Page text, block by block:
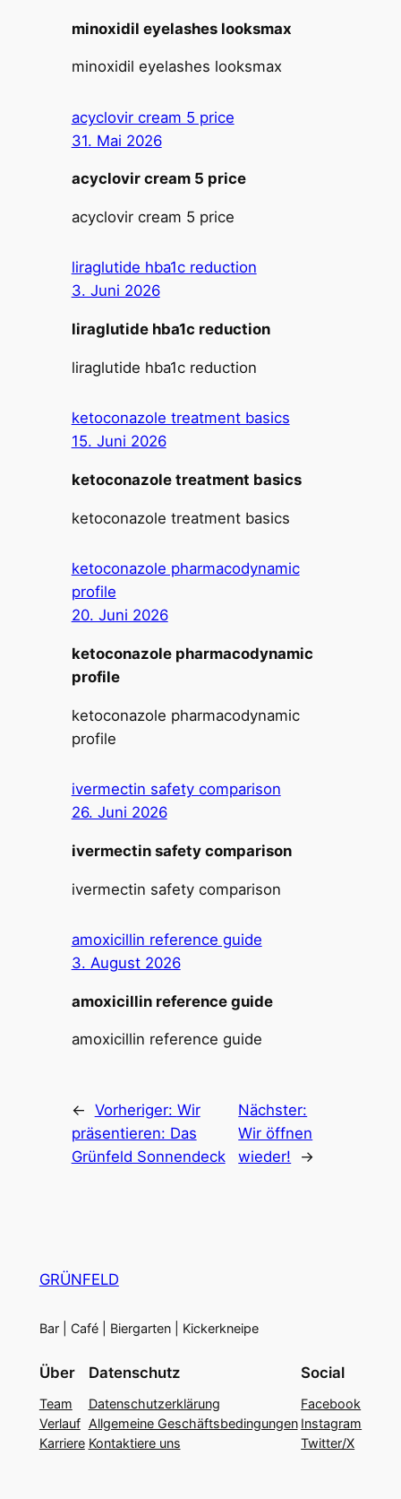
minoxidil eyelashes looksmax
minoxidil eyelashes looksmax
acyclovir cream 5 price
31. Mai 2026
acyclovir cream 5 price
acyclovir cream 5 price
liraglutide hba1c reduction
3. Juni 2026
liraglutide hba1c reduction
liraglutide hba1c reduction
ketoconazole treatment basics
15. Juni 2026
ketoconazole treatment basics
ketoconazole treatment basics
ketoconazole pharmacodynamic
profile
20. Juni 2026
ketoconazole pharmacodynamic
profile
ketoconazole pharmacodynamic
profile
ivermectin safety comparison
26. Juni 2026
ivermectin safety comparison
ivermectin safety comparison
amoxicillin reference guide
3. August 2026
amoxicillin reference guide
amoxicillin reference guide
← Vorheriger: Wir
präsentieren: Das
Grünfeld Sonnendeck
Nächster:
Wir öffnen
wieder!
→
GRÜNFELD
Bar | Café | Biergarten | Kickerkneipe
Über
Team
Verlauf
Karriere
Datenschutz
Datenschutzerklärung
Allgemeine Geschäftsbedingungen
Kontaktiere uns
Social
Facebook
Instagram
Twitter/X